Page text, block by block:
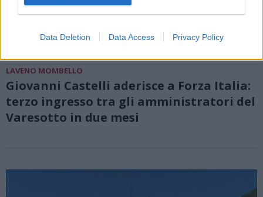
Data Deletion Data Access Privacy Policy
LAVENO MOMBELLO
Giovanni Castelli aderisce a Forza Italia:
terzo ingresso tra gli amministratori del
Varesotto in due mesi